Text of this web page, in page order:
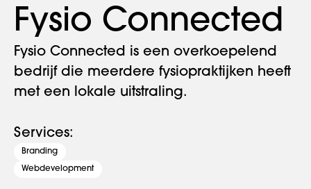
Fysio Connected
Fysio Connected is een overkoepelend
bedrijf die meerdere fysiopraktijken heeft
met een lokale uitstraling.
Services:
Branding
Webdevelopment